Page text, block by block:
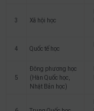
3 Xã hội học
4 Quốc tế học
5
Đông phương học
(Hàn Quốc học,
Nhật Bản học)